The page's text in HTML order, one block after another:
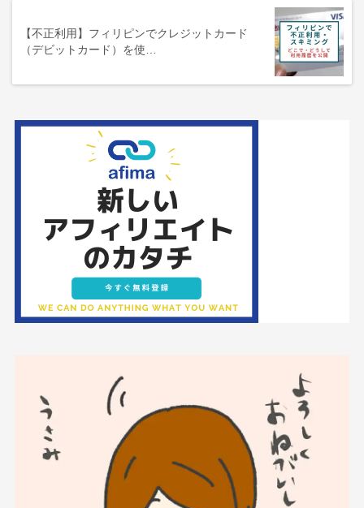
【不正利用】フィリピンでクレジットカード
（デビットカード）を使…